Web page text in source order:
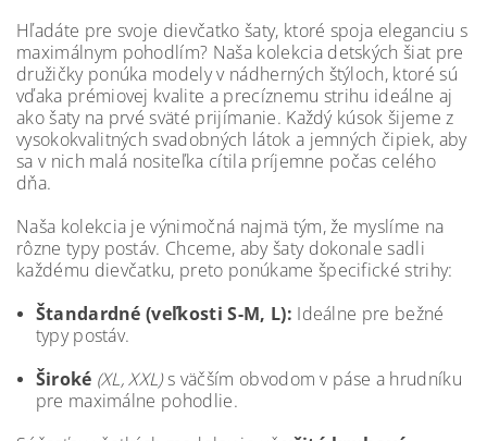
Hľadáte pre svoje dievčatko šaty, ktoré spoja eleganciu s
maximálnym pohodlím? Naša kolekcia detských šiat pre
družičky ponúka modely v nádherných štýloch, ktoré sú
vďaka prémiovej kvalite a precíznemu strihu ideálne aj
ako šaty na prvé sväté prijímanie. Každý kúsok šijeme z
vysokokvalitných svadobných látok a jemných čipiek, aby
sa v nich malá nositeľka cítila príjemne počas celého
dňa.
Naša kolekcia je výnimočná najmä tým, že myslíme na
rôzne typy postáv. Chceme, aby šaty dokonale sadli
každému dievčatku, preto ponúkame špecifické strihy:
Štandardné (veľkosti S-M, L): Ideálne pre bežné
typy postáv.
Široké (XL, XXL)s väčším obvodom v páse a hrudníku
pre maximálne pohodlie.